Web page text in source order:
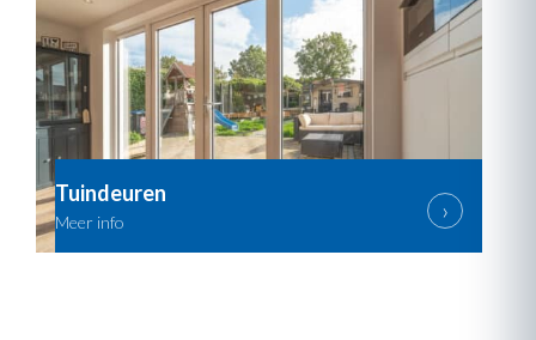
Tuindeuren